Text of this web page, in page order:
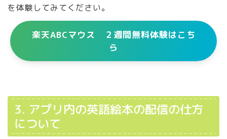
を体験してみてください。
楽天ABCマウス ２週間無料体験はこち
ら
3. アプリ内の英語絵本の配信の仕方
について